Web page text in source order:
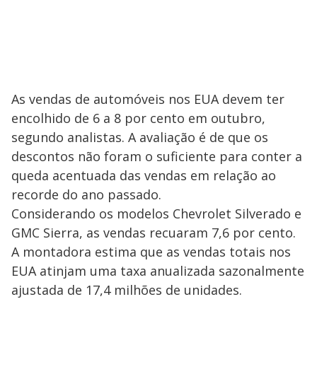
As vendas de automóveis nos EUA devem ter
encolhido de 6 a 8 por cento em outubro,
segundo analistas. A avaliação é de que os
descontos não foram o suficiente para conter a
queda acentuada das vendas em relação ao
recorde do ano passado.
Considerando os modelos Chevrolet Silverado e
GMC Sierra, as vendas recuaram 7,6 por cento.
A montadora estima que as vendas totais nos
EUA atinjam uma taxa anualizada sazonalmente
ajustada de 17,4 milhões de unidades.